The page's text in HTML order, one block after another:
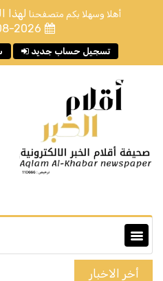
أهلا وسهلا بكم متصفحنا لهذا
2026
تسجيل حساب جديد
أخر الاخبار